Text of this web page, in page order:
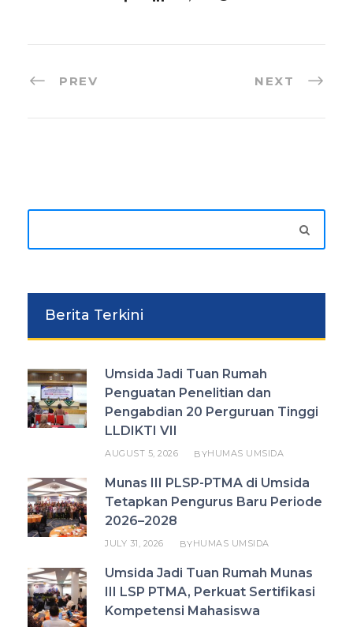
PREV NEXT
Berita Terkini
Umsida Jadi Tuan Rumah
Penguatan Penelitian dan
Pengabdian 20 Perguruan Tinggi
LLDIKTI VII
AUGUST 5, 2026 BYHUMAS UMSIDA
Munas III PLSP-PTMA di Umsida
Tetapkan Pengurus Baru Periode
2026–2028
JULY 31, 2026 BYHUMAS UMSIDA
Umsida Jadi Tuan Rumah Munas
III LSP PTMA, Perkuat Sertifikasi
Kompetensi Mahasiswa